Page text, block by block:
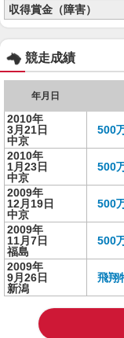
収得賞金（障害）
競走成績
年月日
2010年
3月21日
中京
500
2010年
1月23日
中京
500
2009年
12月19日
中京
500
2009年
11月7日
福島
500
2009年
9月26日
新潟
飛翔